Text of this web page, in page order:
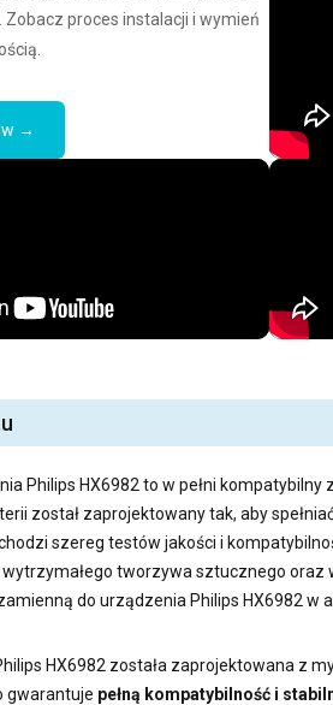
proces instalacji i wymień
→
Philips HX6982 to w pełni kompatybilny
został zaprojektowany tak, aby
szereg testów jakości i
tworzywa sztucznego
do urządzenia Philips HX6982 w
HX6982 została zaprojektowana z
gwarantuje pełną kompatybilność i